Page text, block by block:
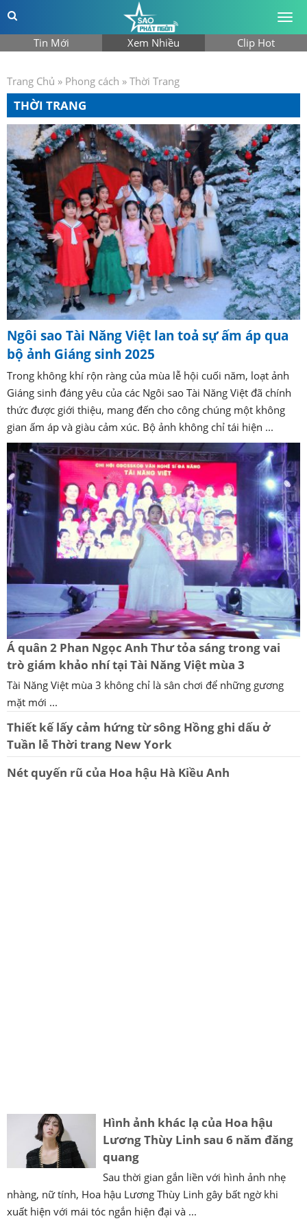
Tin Mới Xem Nhiều Clip Hot
Trang Chủ » Phong cách » Thời Trang
THỜI TRANG
Ngôi sao Tài Năng Việt lan toả sự ấm áp qua
bộ ảnh Giáng sinh 2025
Trong không khí rộn ràng của mùa lễ hội cuối năm, loạt ảnh
Giáng sinh đáng yêu của các Ngôi sao Tài Năng Việt đã chính
thức được giới thiệu, mang đến cho công chúng một không
gian ấm áp và giàu cảm xúc. Bộ ảnh không chỉ tái hiện ...
Á quân 2 Phan Ngọc Anh Thư tỏa sáng trong vai
trò giám khảo nhí tại Tài Năng Việt mùa 3
Tài Năng Việt mùa 3 không chỉ là sân chơi để những gương
mặt mới ...
Thiết kế lấy cảm hứng từ sông Hồng ghi dấu ở
Tuần lễ Thời trang New York
Nét quyến rũ của Hoa hậu Hà Kiều Anh
Hình ảnh khác lạ của Hoa hậu
Lương Thùy Linh sau 6 năm đăng
quang
Sau thời gian gắn liền với hình ảnh nhẹ
nhàng, nữ tính, Hoa hậu Lương Thùy Linh gây bất ngờ khi
xuất hiện với mái tóc ngắn hiện đại và ...